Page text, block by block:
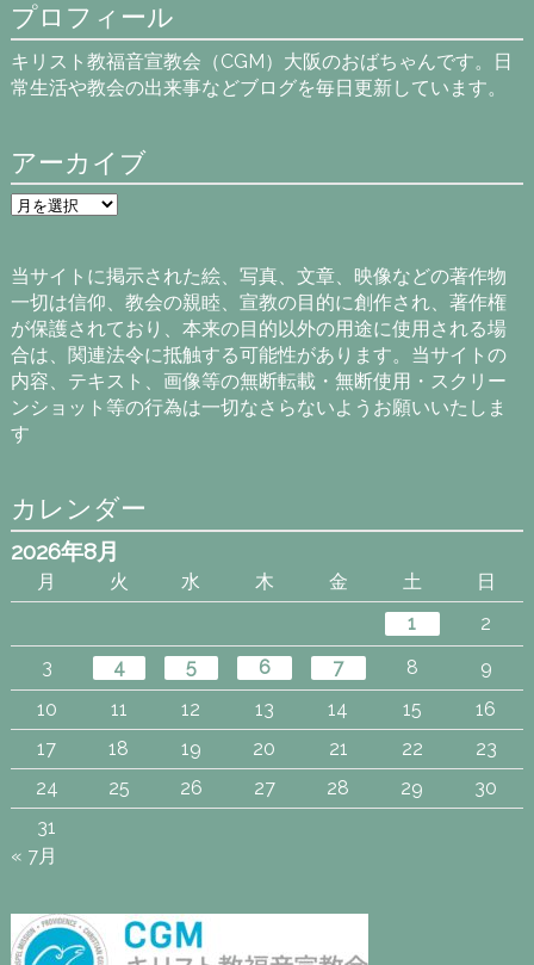
プロフィール
キリスト教福音宣教会（CGM）大阪のおばちゃんです。日
常生活や教会の出来事などブログを毎日更新しています。
アーカイブ
ア
ー
ブ
当サイトに掲示された絵、写真、文章、映像などの著作物
一切は信仰、教会の親睦、宣教の目的に創作され、著作権
が保護されており、本来の目的以外の用途に使用される場
合は、関連法令に抵触する可能性があります。当サイトの
内容、テキスト、画像等の無断転載・無断使用・スクリー
ンショット等の行為は一切なさらないようお願いいたしま
す
カレンダー
2026年8月
月 火 水 木 金 土
日
1
2
3
4 5 6 7 8
9
10
11 12 13 14 15
16
17
18 19 20 21 22
23
24
25 26 27 28 29
30
31
« 7月